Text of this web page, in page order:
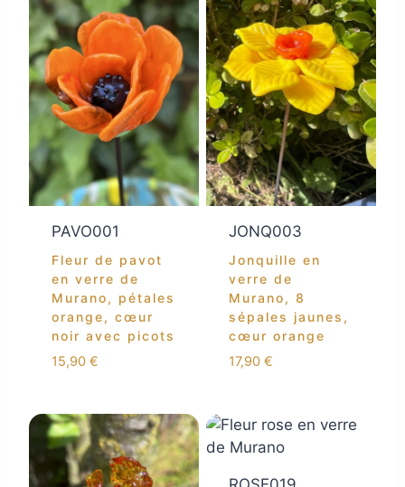
PAVO001
Fleur de pavot
en verre de
Murano, pétales
orange, cœur
noir avec picots
15,90 €
JONQ003
Jonquille en
verre de
Murano, 8
sépales jaunes,
cœur orange
17,90 €